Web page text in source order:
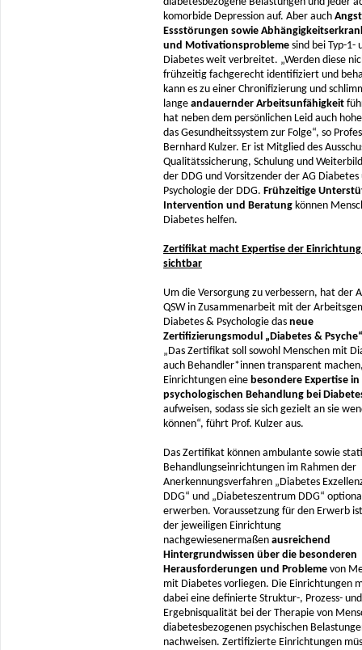
komorbide Depression auf. Aber auch
Essstörungen sowie
und Motivationsprobleme sind bei Typ-1-
Diabetes weit verbreitet. „Werden diese
frühzeitig fachgerecht identifiziert und
kann es zu einer Chronifizierung und
lange andauernder Arbeitsunfähigkeit
hat neben dem persönlichen Leid auch
das Gesundheitssystem zur Folge“, so
Bernhard Kulzer. Er ist Mitglied des
Qualitätssicherung, Schulung und
der DDG und Vorsitzender der AG Diabetes
Psychologie der DDG. Frühzeitige
Intervention und Beratung können
Diabetes helfen.
Zertifikat macht Expertise der
sichtbar
Um die Versorgung zu verbessern, hat der
QSW in Zusammenarbeit mit der
Diabetes & Psychologie das neue
Zertifizierungsmodul „Diabetes & Psyche“
„Das Zertifikat soll sowohl Menschen mit
auch Behandler*innen transparent
Einrichtungen eine besondere Expertise in
psychologischen Behandlung bei
aufweisen, sodass sie sich gezielt an sie
können“, führt Prof. Kulzer aus.
Das Zertifikat können ambulante sowie
Behandlungseinrichtungen im Rahmen der
Anerkennungsverfahren „Diabetes
DDG“ und „Diabeteszentrum DDG“
erwerben. Voraussetzung für den Erwerb
der jeweiligen Einrichtung
nachgewiesenermaßen ausreichend
Hintergrundwissen über die besonderen
Herausforderungen und Probleme von
mit Diabetes vorliegen. Die Einrichtungen
dabei eine definierte Struktur-, Prozess- und
Ergebnisqualität bei der Therapie von
diabetesbezogenen psychischen
nachweisen. Zertifizierte Einrichtungen